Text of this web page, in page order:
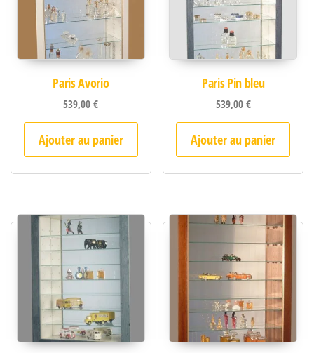
Paris Avorio
539,00€
Ajouter au panier
Paris Pin bleu
539,00€
Ajouter au panier